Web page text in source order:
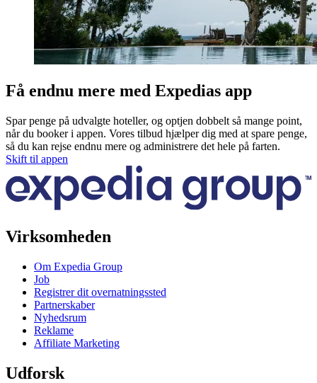
Få endnu mere med Expedias app
Spar penge på udvalgte hoteller, og optjen dobbelt så mange point,
når du booker i appen. Vores tilbud hjælper dig med at spare penge,
så du kan rejse endnu mere og administrere det hele på farten.
Skift til appen
Virksomheden
Om Expedia Group
Job
Registrer dit overnatningssted
Partnerskaber
Nyhedsrum
Reklame
Affiliate Marketing
Udforsk